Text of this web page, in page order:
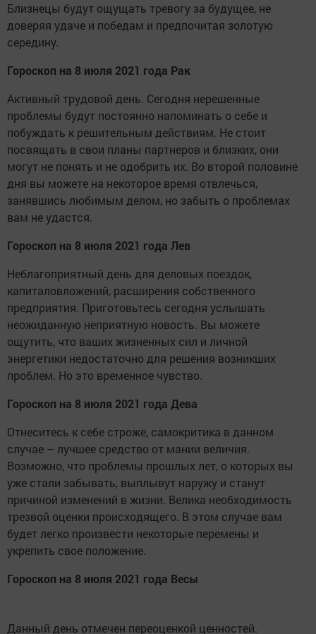
Близнецы будут ощущать тревогу за будущее, не
доверяя удаче и победам и предпочитая золотую
середину.
Гороскоп на 8 июля 2021 года Рак
Активный трудовой день. Сегодня нерешенные
проблемы будут постоянно напоминать о себе и
побуждать к решительным действиям. Не стоит
посвящать в свои планы партнеров и близких, они
могут не понять и не одобрить их. Во второй половине
дня вы можете на некоторое время отвлечься,
занявшись любимым делом, но забыть о проблемах
вам не удастся.
Гороскоп на 8 июля 2021 года Лев
Неблагоприятный день для деловых поездок,
капиталовложений, расширения собственного
предприятия. Приготовьтесь сегодня услышать
неожиданную неприятную новость. Вы можете
ощутить, что ваших жизненных сил и личной
энергетики недостаточно для решения возникших
проблем. Но это временное чувство.
Гороскоп на 8 июля 2021 года Дева
Отнеситесь к себе строже, самокритика в данном
случае – лучшее средство от мании величия.
Возможно, что проблемы прошлых лет, о которых вы
уже стали забывать, выплывут наружу и станут
причиной изменений в жизни. Велика необходимость
трезвой оценки происходящего. В этом случае вам
будет легко произвести некоторые перемены и
укрепить свое положение.
Гороскоп на 8 июля 2021 года Весы
Данный день отмечен переоценкой ценностей.